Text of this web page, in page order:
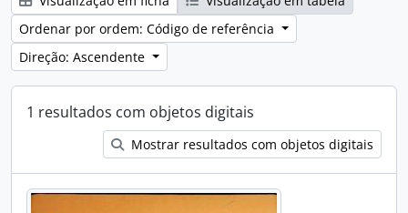
Ordenar por ordem: Código de referência
Direção: Ascendente
1 resultados com objetos digitais
Mostrar resultados com objetos digitais